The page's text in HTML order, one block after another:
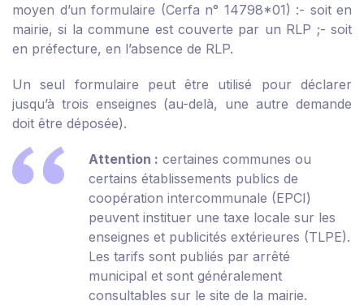
moyen d’un formulaire (Cerfa n° 14798*01) :- soit en
mairie, si la commune est couverte par un RLP ;- soit
en préfecture, en l’absence de RLP.
Un seul formulaire peut être utilisé pour déclarer
jusqu’à trois enseignes (au-delà, une autre demande
doit être déposée).
Attention : certaines communes ou
certains établissements publics de
coopération intercommunale (EPCI)
peuvent instituer une taxe locale sur les
enseignes et publicités extérieures (TLPE).
Les tarifs sont publiés par arrêté
municipal et sont généralement
consultables sur le site de la mairie.